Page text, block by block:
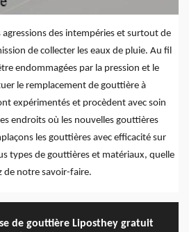
agressions des intempéries et surtout de
de collecter les eaux de pluie. Au fil
endommagées par la pression et le
le remplacement de gouttière à
expérimentés et procèdent avec soin
endroits où les nouvelles gouttières
les gouttières avec efficacité sur
types de gouttières et matériaux, quelle
de notre savoir-faire.
de gouttière Liposthey gratuit